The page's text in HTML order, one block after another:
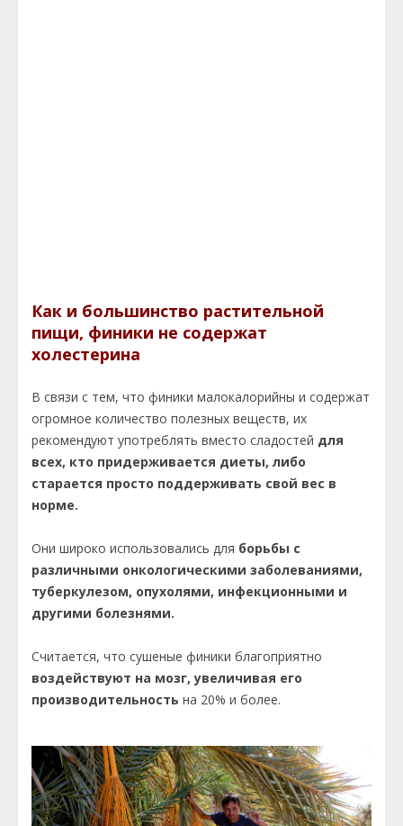
Как и большинство растительной
пищи, финики не содержат
холестерина
В связи с тем, что финики малокалорийны и содержат
огромное количество полезных веществ, их
рекомендуют употреблять вместо сладостей для
всех, кто придерживается диеты, либо
старается просто поддерживать свой вес в
норме.
Они широко использовались для борьбы с
различными онкологическими заболеваниями,
туберкулезом, опухолями, инфекционными и
другими болезнями.
Считается, что сушеные финики благоприятно
воздействуют на мозг, увеличивая его
производительность на 20% и более.